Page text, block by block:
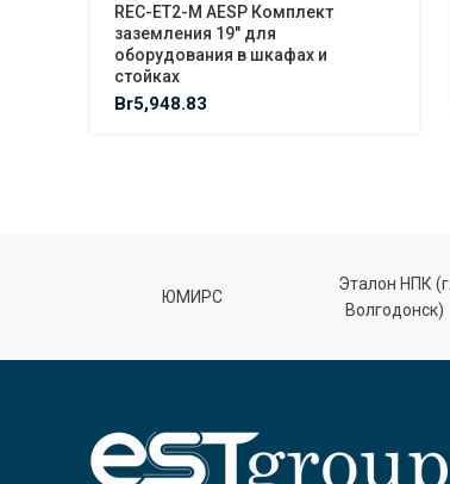
REC-ET2-M AESP Комплект
заземления 19″ для
оборудования в шкафах и
стойках
Br5,948.83
ЮМИРС
Эталон НПК (г.
Волгодонск)